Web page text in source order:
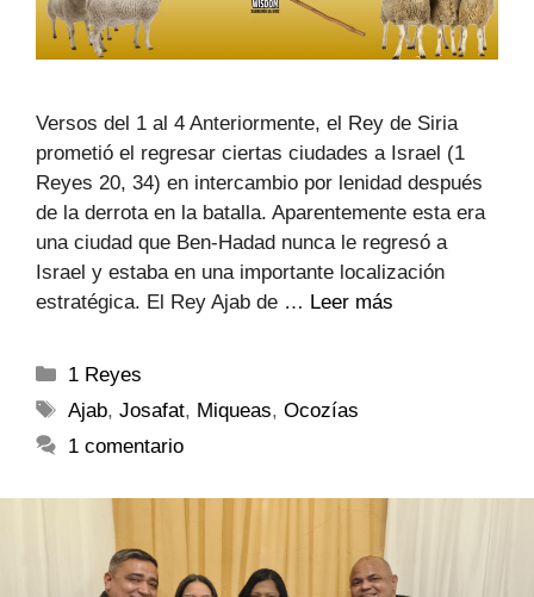
Versos del 1 al 4 Anteriormente, el Rey de Siria
prometió el regresar ciertas ciudades a Israel (1
Reyes 20, 34) en intercambio por lenidad después
de la derrota en la batalla. Aparentemente esta era
una ciudad que Ben-Hadad nunca le regresó a
Israel y estaba en una importante localización
estratégica. El Rey Ajab de … Leer más
1 Reyes
Ajab,Josafat, Miqueas,Ocozías
1 comentario